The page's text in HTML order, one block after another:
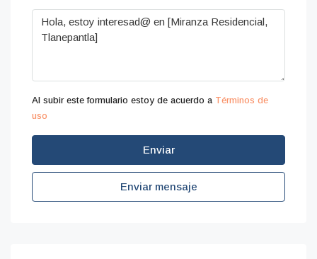
Al subir este formulario estoy de acuerdo a Términos de
uso
Enviar
Enviar mensaje